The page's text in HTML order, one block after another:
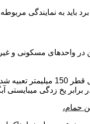
باید به نمایندگی
باشد.
یخ زدگی میبایستی
حمام،